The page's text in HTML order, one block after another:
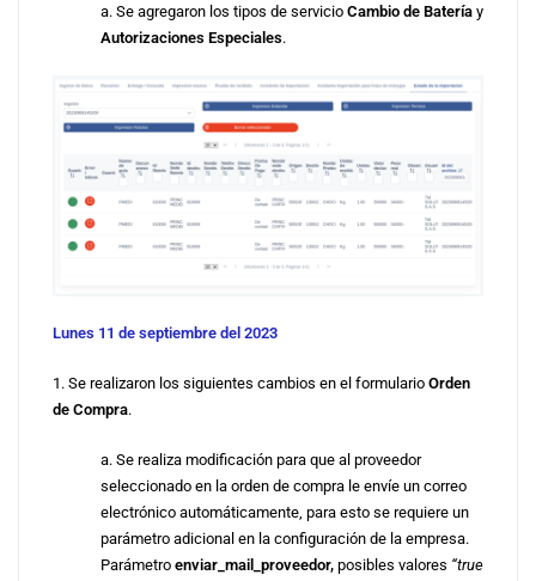
a. Se agregaron los tipos de servicio Cambio de Bateríay
Autorizaciones Especiales.
Lunes 11 de septiembre del 2023
1. Se realizaron los siguientes cambios en el formulario Orden
de Compra.
a. Se realiza modificación para que al proveedor
seleccionado en la orden de compra le envíe un correo
electrónico automáticamente, para esto se requiere un
parámetro adicional en la configuración de la empresa.
Parámetro enviar_mail_proveedor,posibles valores “true